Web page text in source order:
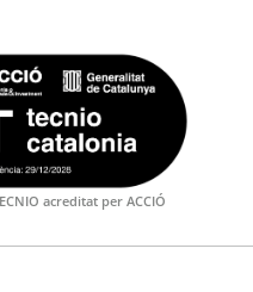
acreditat per ACCIÓ